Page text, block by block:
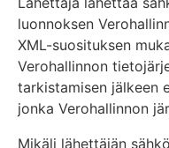
luonnoksen
XML-suosituksen
Verohallinnon
tarkistamisen jälkeen
jonka Verohallinnon
Mikäli lähettäjän